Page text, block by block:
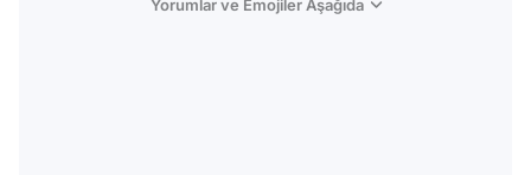
Yorumlar ve Emojiler Aşağıda